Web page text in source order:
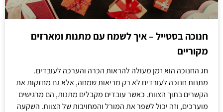
חנוכה בסטייל – איך לשמח עם מתנות ומארזים
מקוריים
חג החנוכה הוא זמן מעולה להראות הכרה והערכה לעובדים.
מתנות חנוכה לעובדים לא רק מביאות שמחה, אלא גם מחזקות את
הקשרים בתוך הצוות. כאשר עובדים מקבלים מתנות, הם מרגישים
מוערכים, וזה יכול לשפר את המורל והמחויבות של הצוות. השקעה